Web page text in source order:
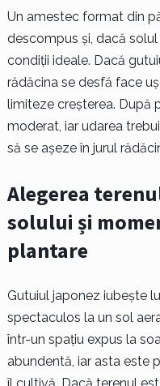
Un amestec format din
descompus și, dacă solul
condiții ideale. Dacă
rădăcina se desfă face
limiteze creșterea. După
moderat, iar udarea
să se așeze în jurul
Alegerea
solului și
plantare
Gutuiul japonez iubește
spectaculos la un sol
într-un spațiu expus la
abundentă, iar asta este